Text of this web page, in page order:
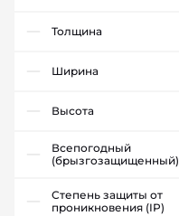
Толщина
Ширина
Высота
Всепогодный
(брызгозащищенный)
Степень защиты от
проникновения (IP)